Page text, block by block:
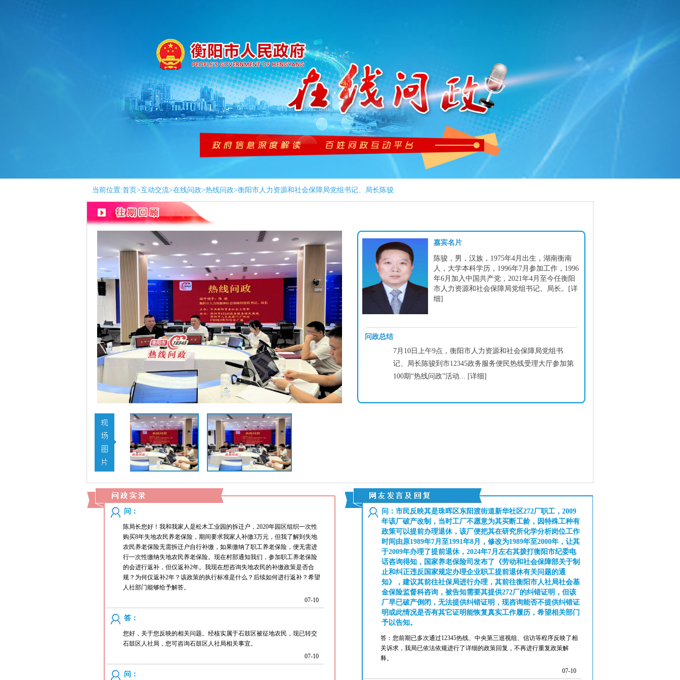
当前位置:首页>互动交流>在线问政>热线问政>衡阳市人力资源和社会保障局党组书记、局长陈骏
嘉宾名片
陈骏，男，汉族，1975年4月出生，湖南衡南
人，大学本科学历，1996年7月参加工作，1996
年6月加入中国共产党，2021年4月至今任衡阳
市人力资源和社会保障局党组书记、局长。
[详
细]
问政总结
7月10日上午9点，衡阳市人力资源和社会保障局党组书
记、局长陈骏到市12345政务服务便民热线受理大厅参加第
100期“热线问政”活动... [详细]
问：
陈局长您好！我和我家人是松木工业园的拆迁户，2020年园区组织一次性
购买8年失地农民养老保险，期间要求我家人补缴3万元，但我了解到失地
农民养老保险无需拆迁户自行补缴，如果缴纳了职工养老保险，便无需进
行一次性缴纳失地农民养老保险。现在村部通知我们，参加职工养老保险
的会进行返补，但仅返补2年。我现在想咨询失地农民的补缴政策是否合
规？为何仅返补2年？该政策的执行标准是什么？后续如何进行返补？希望
人社部门能够给予解答。
07-10
答：
您好，关于您反映的相关问题。经核实属于石鼓区被征地农民，现已转交
石鼓区人社局，您可咨询石鼓区人社局相关事宜。
07-10
问：
问：市民反映其是珠晖区东阳渡街道新华社区272厂职工，2009
年该厂破产改制，当时工厂不愿意为其买断工龄，因特殊工种有
政策可以提前办理退休，该厂便把其在研究所化学分析岗位工作
时间由原1989年7月至1991年8月，修改为1989年至2000年，让其
于2009年办理了提前退休，2024年7月左右其拨打衡阳市纪委电
话咨询得知，国家养老保险司发布了《劳动和社会保障部关于制
止和纠正违反国家规定办理企业职工提前退休有关问题的通
知》，建议其前往社保局进行办理，其前往衡阳市人社局社会基
金保险监督科咨询，被告知需要其提供272厂的纠错证明，但该
厂早已破产倒闭，无法提供纠错证明，现咨询能否不提供纠错证
明或此情况是否有其它证明能恢复真实工作履历，希望相关部门
予以告知。
答：您前期已多次通过12345热线、中央第三巡视组、信访等程序反映了相
关诉求，我局已依法依规进行了详细的政策回复，不再进行重复政策解
释。
07-10